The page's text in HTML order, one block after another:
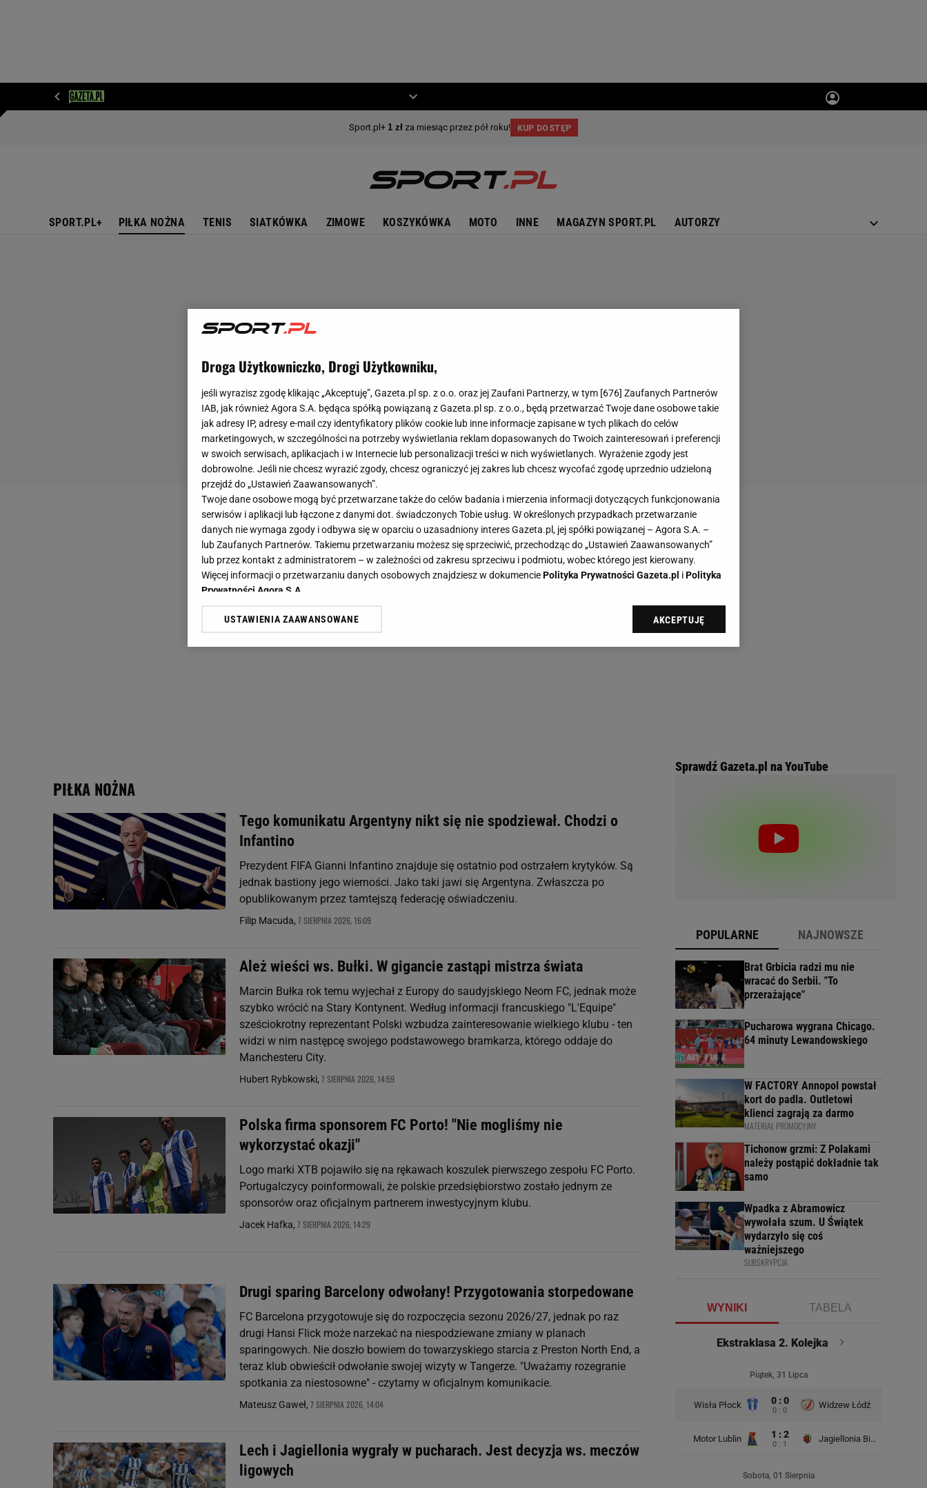
SPORT.PL+ PIŁKA NOŻNA TENIS SIATKÓWKA ZIMOWE KOSZYKÓWKA MOTO INNE MAGAZYN SPORT.PL AUTORZY
PIŁKA NOŻNA
Tego komunikatu Argentyny nikt się nie spodziewał. Chodzi o
Infantino
Prezydent FIFA Gianni Infantino znajduje się ostatnio pod ostrzałem krytyków. Są
jednak bastiony jego wierności. Jako taki jawi się Argentyna. Zwłaszcza po
opublikowanym przez tamtejszą federację oświadczeniu.
Filip Macuda, 7 SIERPNIA 2026, 16:09
Ależ wieści ws. Bułki. W gigancie zastąpi mistrza świata
Marcin Bułka rok temu wyjechał z Europy do saudyjskiego Neom FC, jednak może
szybko wrócić na Stary Kontynent. Według informacji francuskiego "L'Equipe"
sześciokrotny reprezentant Polski wzbudza zainteresowanie wielkiego klubu - ten
widzi w nim następcę swojego podstawowego bramkarza, którego oddaje do
Manchesteru City.
Hubert Rybkowski, 7 SIERPNIA 2026, 14:59
Polska firma sponsorem FC Porto! "Nie mogliśmy nie
wykorzystać okazji"
Logo marki XTB pojawiło się na rękawach koszulek pierwszego zespołu FC Porto.
Portugalczycy poinformowali, że polskie przedsiębiorstwo zostało jednym ze
sponsorów oraz oficjalnym partnerem inwestycyjnym klubu.
Jacek Hafka, 7 SIERPNIA 2026, 14:29
Drugi sparing Barcelony odwołany! Przygotowania storpedowane
FC Barcelona przygotowuje się do rozpoczęcia sezonu 2026/27, jednak po raz
drugi Hansi Flick może narzekać na niespodziewane zmiany w planach
sparingowych. Nie doszło bowiem do towarzyskiego starcia z Preston North End, a
teraz klub obwieścił odwołanie swojej wizyty w Tangerze. "Uważamy rozegranie
spotkania za niestosowne" - czytamy w oficjalnym komunikacie.
Mateusz Gaweł, 7 SIERPNIA 2026, 14:04
Lech i Jagiellonia wygrały w pucharach. Jest decyzja ws. meczów
ligowych
Sprawdź Gazeta.pl na YouTube
POPULARNE NAJNOWSZE
Brat Grbicia radzi mu nie
wracać do Serbii. "To
przerażające"
Pucharowa wygrana Chicago.
64 minuty Lewandowskiego
W FACTORY Annopol powstał
kort do padla. Outletowi
klienci zagrają za darmo
MATERIAŁ PROMOCYJNY
Tichonow grzmi: Z Polakami
należy postąpić dokładnie tak
samo
Wpadka z Abramowicz
wywołała szum. U Świątek
wydarzyło się coś
ważniejszego
SUBSKRYPCJA
WYNIKI TABELA
Ekstraklasa 2. Kolejka
Piątek, 31 Lipca
Wisła Płock 0 : 0
0 : 0
Widzew Łódź
Motor Lublin 1 : 2
0 : 1
Jagiellonia Białystok
Sobota, 01 Sierpnia
Droga Użytkowniczko, Drogi Użytkowniku,
jeśli wyrazisz zgodę klikając „Akceptuję”, Gazeta.pl sp. z o.o. oraz jej Zaufani Partnerzy, w tym [676] Zaufanych Partnerów
IAB, jak również Agora S.A. będąca spółką powiązaną z Gazeta.pl sp. z o.o., będą przetwarzać Twoje dane osobowe takie
jak adresy IP, adresy e-mail czy identyfikatory plików cookie lub inne informacje zapisane w tych plikach do celów
marketingowych, w szczególności na potrzeby wyświetlania reklam dopasowanych do Twoich zainteresowań i preferencji
w swoich serwisach, aplikacjach i w Internecie lub personalizacji treści w nich wyświetlanych. Wyrażenie zgody jest
dobrowolne. Jeśli nie chcesz wyrazić zgody, chcesz ograniczyć jej zakres lub chcesz wycofać zgodę uprzednio udzieloną
przejdź do „Ustawień Zaawansowanych”.
Twoje dane osobowe mogą być przetwarzane także do celów badania i mierzenia informacji dotyczących funkcjonowania
serwisów i aplikacji lub łączone z danymi dot. świadczonych Tobie usług. W określonych przypadkach przetwarzanie
danych nie wymaga zgody i odbywa się w oparciu o uzasadniony interes Gazeta.pl, jej spółki powiązanej – Agora S.A. –
lub Zaufanych Partnerów. Takiemu przetwarzaniu możesz się sprzeciwić, przechodząc do „Ustawień Zaawansowanych”
lub przez kontakt z administratorem – w zależności od zakresu sprzeciwu i podmiotu, wobec którego jest kierowany.
Więcej informacji o przetwarzaniu danych osobowych znajdziesz w dokumenciePolityka Prywatności Gazeta.pl iPolityka
Prywatności Agora S.A.
Klikając „Akceptuję” wyrażasz też zgodę na zainstalowanie i przechowywanie plików cookie Gazeta.pl sp. z o.o., jej
Zaufanych Partnerów i Agora S.A. na Twoim urządzeniu końcowym. Możesz w każdej chwili zmienić swoje preferencje
USTAWIENIA ZAAWANSOWANE AKCEPTUJĘ